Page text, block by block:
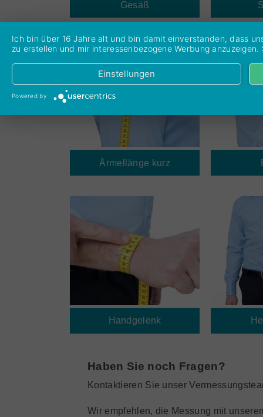
Gesäß
Ärmellänge kurz
Handgelenk
Haben Sie noch Fragen?
Kontaktieren Sie unser
Wir empfehlen, die Messung mit
Ich bin über 16 Jahre alt und bin damit einverstanden, dass
zu erstellen und mir interessenbezogene Werbung
Einstellungen
Powered by